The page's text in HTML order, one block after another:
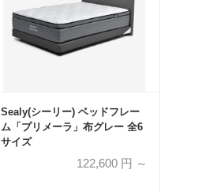
Sealy(シーリー) ベッドフレー
ム「プリメーラ」布グレー 全6
サイズ
122,600 円 ～